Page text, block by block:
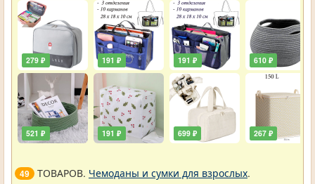
279 ₽
521 ₽
191 ₽
191 ₽
191 ₽
699 ₽
610 ₽
267 ₽
49 ТОВАРОВ. Чемоданы и сумки для взрослых.